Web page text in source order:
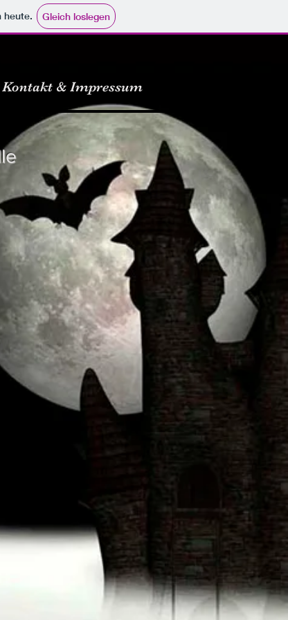
heute. Gleich loslegen
Kontakt & Impressum